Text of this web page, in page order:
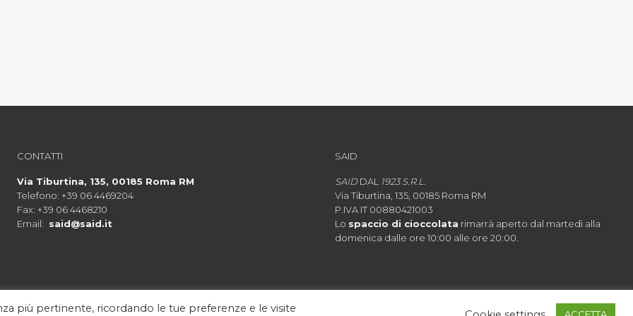
CONTATTI
Via Tiburtina, 135, 00185 Roma RM
Telefono: +39 06 4469204
Fax: +39 06 4468210
Email: said@said.it
SAID
SAIDDAL
1923 S.R.L.
Via Tiburtina, 135, 00185 Roma RM
P.IVA IT 00880421003
Lo spaccio di cioccolata rimarrà aperto dal martedì alla
domenica dalle ore 10:00 alle ore 20:00.
Fabbrica del Cioccolato © 2020 All Right Reserved | Privacy Policy
più pertinente, ricordando le tue preferenze e le visite